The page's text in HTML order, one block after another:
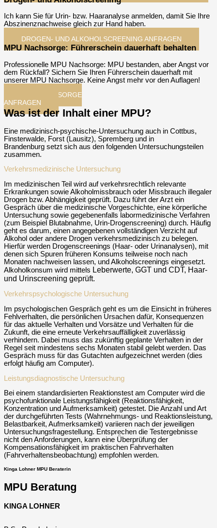
Ich kann Sie für Urin- bzw. Haaranalyse anmelden, damit Sie Ihre
Abszinenznachweise gleich zur Hand haben.
DROGEN- UND ALKOHOLSCREENING ANFRAGEN​
MPU Nachsorge: Führerschein dauerhaft behalten
Professionelle MPU Nachsorge: MPU bestanden, aber Angst vor
dem Rückfall? Sichern Sie Ihren Führerschein dauerhaft mit
unserer MPU Nachsorge. Keine Angst mehr vor den Auflagen!
MPU-NACHSORGE
ANFRAGEN​
Was ist der Inhalt einer MPU?
Eine medizinisch-psychische-Untersuchung auch in Cottbus,
Finsterwalde, Forst (Lausitz), Spremberg und in
Brandenburg setzt sich aus den folgenden Untersuchungsteilen
zusammen.
Verkehrsmedizinische Untersuchung
Im medizinischen Teil wird auf verkehrsrechtlich relevante
Erkrankungen sowie Alkoholmissbrauch oder Missbrauch illegaler
Drogen bzw. Abhängigkeit geprüft. Dazu führt der Arzt ein
Gespräch über die medizinische Vorgeschichte, eine körperliche
Untersuchung sowie gegebenenfalls labormedizinische Verfahren
(zum Beispiel Blutabnahme, Urin-Drogenscreening) durch. Häufig
geht es darum, einen angegebenen vollständigen Verzicht auf
Alkohol oder andere Drogen verkehrsmedizinisch zu belegen.
Hierfür werden Drogenscreenings (Haar- oder Urinanalysen), mit
denen sich Spuren früheren Konsums teilweise noch nach
Monaten nachweisen lassen, und Alkoholscreenings eingesetzt.
Alkoholkonsum wird mittels Leberwerte, GGT und CDT, Haar-
und Urinscreening geprüft.
Verkehrspsychologische Untersuchung
Im psychologischen Gespräch geht es um die Einsicht in früheres
Fehlverhalten, die persönlichen Ursachen dafür, Konsequenzen
für das aktuelle Verhalten und Vorsätze und Verhalten für die
Zukunft, die eine erneute Verkehrsauffälligkeit zuverlässig
verhindern. Dabei muss das zukünftig geplante Verhalten in der
Regel seit mindestens sechs Monaten stabil gelebt werden. Das
Gespräch muss für das Gutachten aufgezeichnet werden (dies
erfolgt häufig am Computer).
Leistungsdiagnostische Untersuchung
Bei einem standardisierten Reaktionstest am Computer wird die
psychofunktionale Leistungsfähigkeit (Reaktionsfähigkeit,
Konzentration und Aufmerksamkeit) getestet. Die Anzahl und Art
der durchgeführten Tests (Wahrnehmungs- und Reaktionsleistung,
Belastbarkeit, Aufmerksamkeit) variieren nach der jeweiligen
Untersuchungsfragestellung. Entsprechen die Testergebnisse
nicht den Anforderungen, kann eine Überprüfung der
Kompensationsfähigkeit im praktischen Fahrverhalten
(Fahrverhaltensbeobachtung) empfohlen werden.
Kinga Lohner MPU Beraterin
MPU Beratung
KINGA LOHNER